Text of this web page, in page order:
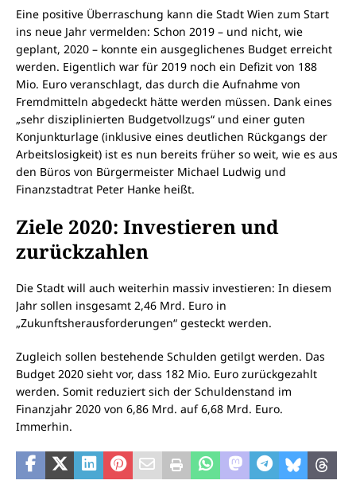
Eine positive Überraschung kann die Stadt Wien zum Start
ins neue Jahr vermelden: Schon 2019 – und nicht, wie
geplant, 2020 – konnte ein ausgeglichenes Budget erreicht
werden. Eigentlich war für 2019 noch ein Defizit von 188
Mio. Euro veranschlagt, das durch die Aufnahme von
Fremdmitteln abgedeckt hätte werden müssen. Dank eines
„sehr disziplinierten Budgetvollzugs“ und einer guten
Konjunkturlage (inklusive eines deutlichen Rückgangs der
Arbeitslosigkeit) ist es nun bereits früher so weit, wie es aus
den Büros von Bürgermeister Michael Ludwig und
Finanzstadtrat Peter Hanke heißt.
Ziele 2020: Investieren und
zurückzahlen
Die Stadt will auch weiterhin massiv investieren: In diesem
Jahr sollen insgesamt 2,46 Mrd. Euro in
„Zukunftsherausforderungen“ gesteckt werden.
Zugleich sollen bestehende Schulden getilgt werden. Das
Budget 2020 sieht vor, dass 182 Mio. Euro zurückgezahlt
werden. Somit reduziert sich der Schuldenstand im
Finanzjahr 2020 von 6,86 Mrd. auf 6,68 Mrd. Euro.
Immerhin.